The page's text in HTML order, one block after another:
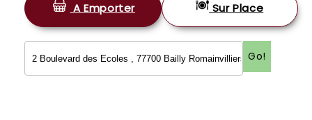
ACCUEIL
LA CARTE
A Emporter Sur Place
Go!